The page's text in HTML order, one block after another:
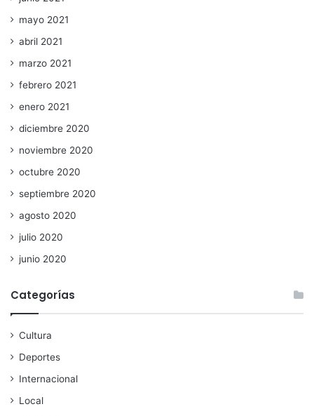
mayo 2021
abril 2021
marzo 2021
febrero 2021
enero 2021
diciembre 2020
noviembre 2020
octubre 2020
septiembre 2020
agosto 2020
julio 2020
junio 2020
Categorías
Cultura
Deportes
Internacional
Local